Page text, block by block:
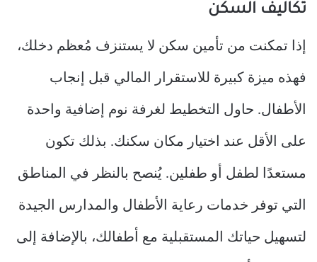
تكاليف السكن
إذا تمكنت من تأمين سكن لا يستنزف مُعظم دخلك،
فهذه ميزة كبيرة للاستقرار المالي قبل إنجاب
الأطفال. حاول التخطيط لغرفة نوم إضافية واحدة
على الأقل عند اختيار مكان سكنك. بذلك تكون
مستعدًا لطفل أو طفلين. يُنصح بالنظر في المناطق
التي توفر خدمات رعاية الأطفال والمدارس الجيدة
لتسهيل حياتك المستقبلية مع أطفالك، بالإضافة إلى